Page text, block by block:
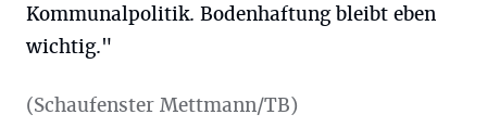
Kommunalpolitik. Bodenhaftung bleibt eben
wichtig."
(Schaufenster Mettmann/TB)